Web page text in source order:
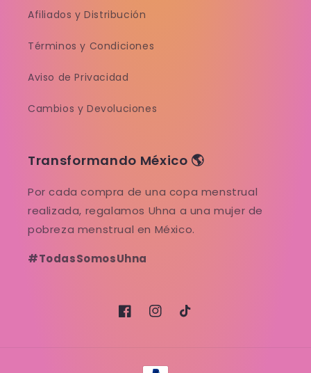
Afiliados y Distribución
Términos y Condiciones
Aviso de Privacidad
Cambios y Devoluciones
Transformando México 🌎
Por cada compra de una copa menstrual
realizada, regalamos Uhna a una mujer de
pobreza menstrual en México.
#TodasSomosUhna
FacebookInstagram
TikTok
Formas